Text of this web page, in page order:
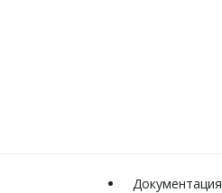
Документация